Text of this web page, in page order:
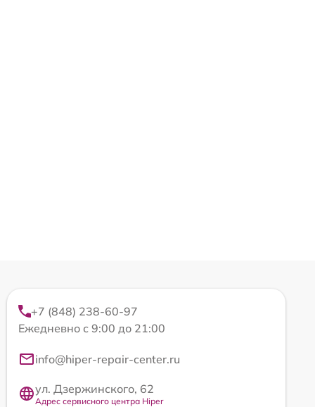
+7 (848) 238-60-97
Ежедневно с 9:00 до 21:00
info@hiper-repair-center.ru
ул. Дзержинского, 62
Адрес сервисного центра Hiper